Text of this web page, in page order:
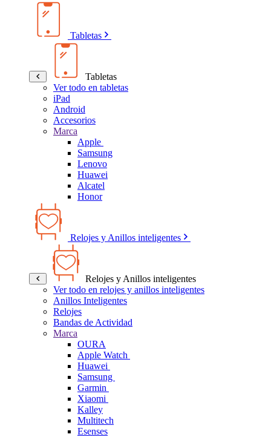
Tabletas
Tabletas
Ver todo en tabletas
iPad
Android
Accesorios
Marca
Apple
Samsung
Lenovo
Huawei
Alcatel
Honor
Relojes y Anillos inteligentes
Relojes y Anillos inteligentes
Ver todo en relojes y anillos inteligentes
Anillos Inteligentes
Relojes
Bandas de Actividad
Marca
OURA
Apple Watch
Huawei
Samsung
Garmin
Xiaomi
Kalley
Multitech
Esenses